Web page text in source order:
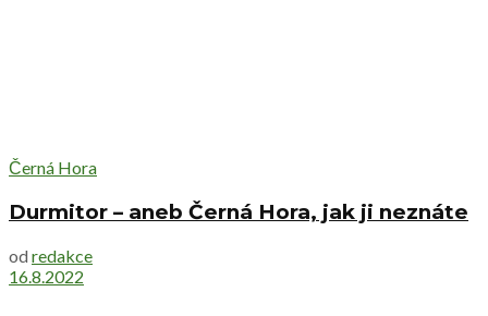
Černá Hora
Durmitor – aneb Černá Hora, jak ji neznáte
od redakce
16.8.2022